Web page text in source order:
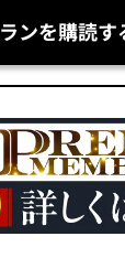
ンを購読す